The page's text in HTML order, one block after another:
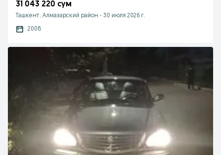
31 043 220 сум
Ташкент, Алмазарский район - 30 июля 2026 г.
2008